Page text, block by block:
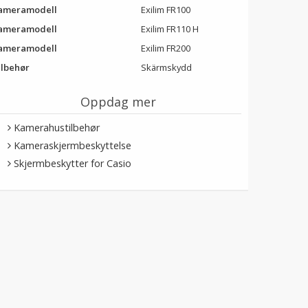
Exilim FR100
Exilim FR110 H
Exilim FR200
Skärmskydd
Oppdag mer
Kamerahustilbehør
Kameraskjermbeskyttelse
Skjermbeskytter for Casio